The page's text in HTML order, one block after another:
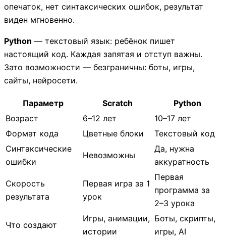
опечаток, нет синтаксических ошибок, результат
виден мгновенно.
Python — текстовый язык: ребёнок пишет
настоящий код. Каждая запятая и отступ важны.
Зато возможности — безграничны: боты, игры,
сайты, нейросети.
Параметр Scratch
Python
Возраст
6–12 лет
10–17 лет
Формат кода
Цветные блоки
Текстовый код
Синтаксические
ошибки
Невозможны
Да, нужна
аккуратность
Скорость
результата
Первая игра за 1
урок
Первая
программа за
2–3 урока
Что создают
Игры, анимации,
истории
Боты, скрипты,
игры, AI